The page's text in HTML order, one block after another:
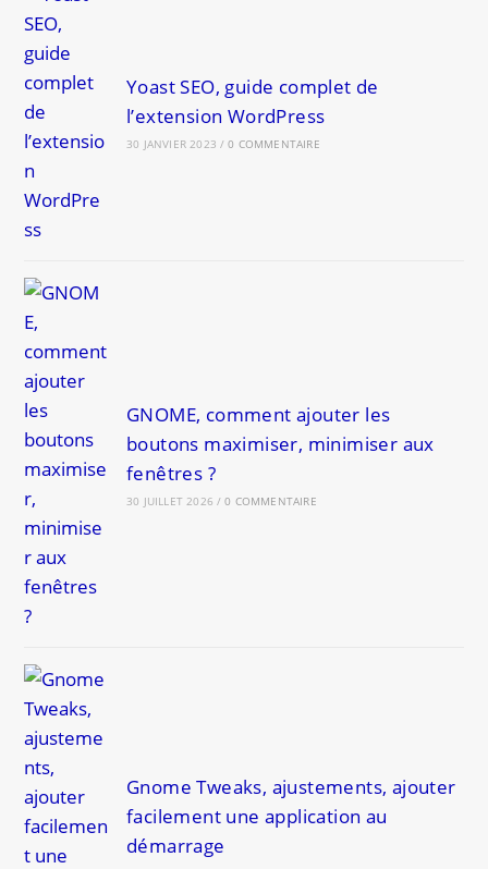
Yoast SEO, guide complet de
l’extension WordPress
30 JANVIER 2023 / 0 COMMENTAIRE
GNOME, comment ajouter les
boutons maximiser, minimiser aux
fenêtres ?
30 JUILLET 2026 / 0 COMMENTAIRE
Gnome Tweaks, ajustements, ajouter
facilement une application au
démarrage